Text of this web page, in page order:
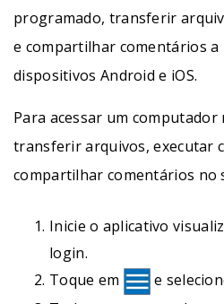
programado, transferir
e compartilhar comentários
dispositivos Android e iOS.
Para acessar um
transferir arquivos, executar
compartilhar comentários no
Inicie o aplicativo
login.
Toque em
e